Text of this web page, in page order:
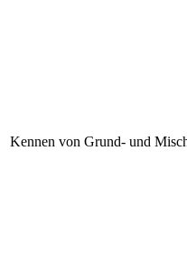
Kennen von Grund- und